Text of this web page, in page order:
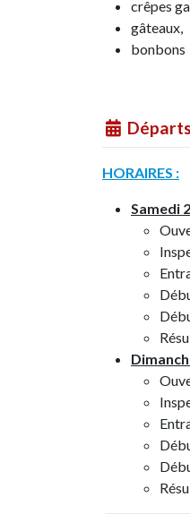
crêpes
gâteaux,
bonbons
Départs
HORAIRES :
Samedi